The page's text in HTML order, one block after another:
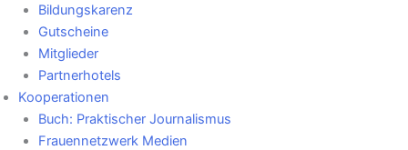
Bildungskarenz
Gutscheine
Mitglieder
Partnerhotels
Kooperationen
Buch: Praktischer Journalismus
Frauennetzwerk Medien